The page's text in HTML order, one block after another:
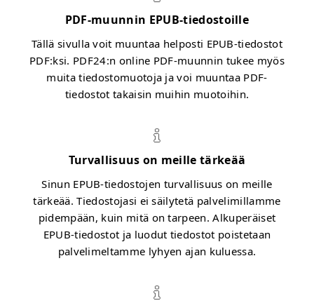
PDF-muunnin EPUB-tiedostoille
Tällä sivulla voit muuntaa helposti EPUB-tiedostot
PDF:ksi. PDF24:n online PDF-muunnin tukee myös
muita tiedostomuotoja ja voi muuntaa PDF-
tiedostot takaisin muihin muotoihin.
Turvallisuus on meille tärkeää
Sinun EPUB-tiedostojen turvallisuus on meille
tärkeää. Tiedostojasi ei säilytetä palvelimillamme
pidempään, kuin mitä on tarpeen. Alkuperäiset
EPUB-tiedostot ja luodut tiedostot poistetaan
palvelimeltamme lyhyen ajan kuluessa.